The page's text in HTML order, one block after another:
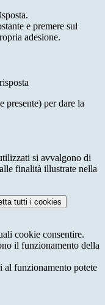
e premere sul
adesione.
presente) per dare la
si avvalgono di
finalità illustrate nella
tutti i cookies
cookie consentire.
il funzionamento della
al funzionamento potete